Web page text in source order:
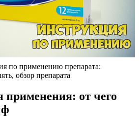
по применению препарата:
обзор препарата
применения: от чего